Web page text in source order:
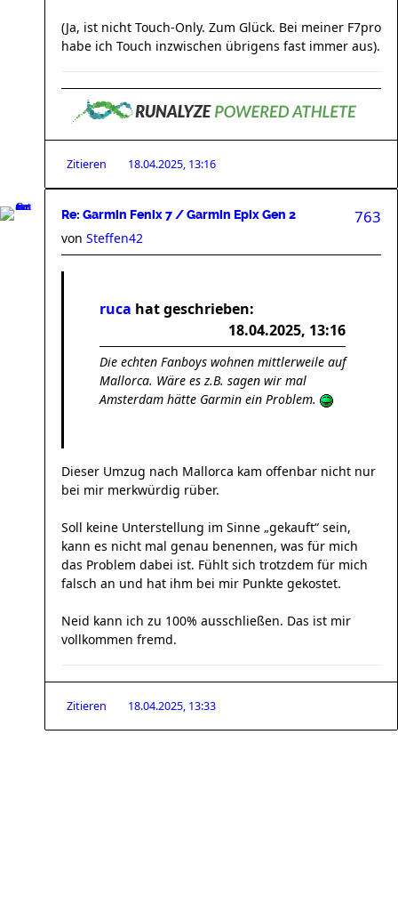
(Ja, ist nicht Touch-Only. Zum Glück. Bei meiner F7pro
habe ich Touch inzwischen übrigens fast immer aus).
Zitieren 18.04.2025, 13:16
Re: Garmin Fenix 7 / Garmin Epix Gen 2 763
von Steffen42
ruca hat geschrieben:
18.04.2025, 13:16
Die echten Fanboys wohnen mittlerweile auf
Mallorca. Wäre es z.B. sagen wir mal
Amsterdam hätte Garmin ein Problem.
Dieser Umzug nach Mallorca kam offenbar nicht nur
bei mir merkwürdig rüber.
Soll keine Unterstellung im Sinne „gekauft“ sein,
kann es nicht mal genau benennen, was für mich
das Problem dabei ist. Fühlt sich trotzdem für mich
falsch an und hat ihm bei mir Punkte gekostet.
Neid kann ich zu 100% ausschließen. Das ist mir
vollkommen fremd.
Zitieren 18.04.2025, 13:33